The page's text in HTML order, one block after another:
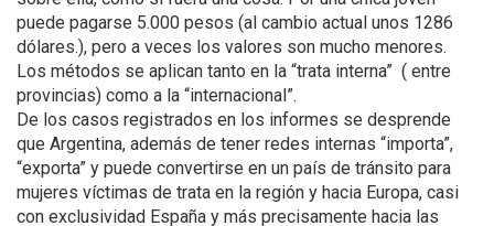
puede pagarse 5.000 pesos (al cambio actual unos 1286
dólares.), pero a veces los valores son mucho menores.
Los métodos se aplican tanto en la “trata interna” ( entre
provincias) como a la “internacional”.
De los casos registrados en los informes se desprende
que Argentina, además de tener redes internas “importa”,
“exporta” y puede convertirse en un país de tránsito para
mujeres víctimas de trata en la región y hacia Europa, casi
con exclusividad España y más precisamente hacia las